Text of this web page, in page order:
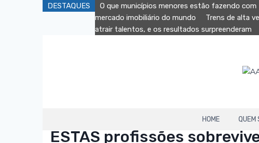
DESTAQUES O que municípios menores estão fazendo
mercado imobiliário do mundo
Trens de alta
atrair talentos, e os resultados surpreenderam
HOME QUEM
ESTAS profissões